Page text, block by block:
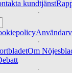
kundtjänst
Om